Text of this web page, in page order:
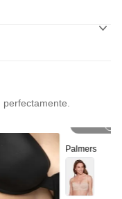
Palmers